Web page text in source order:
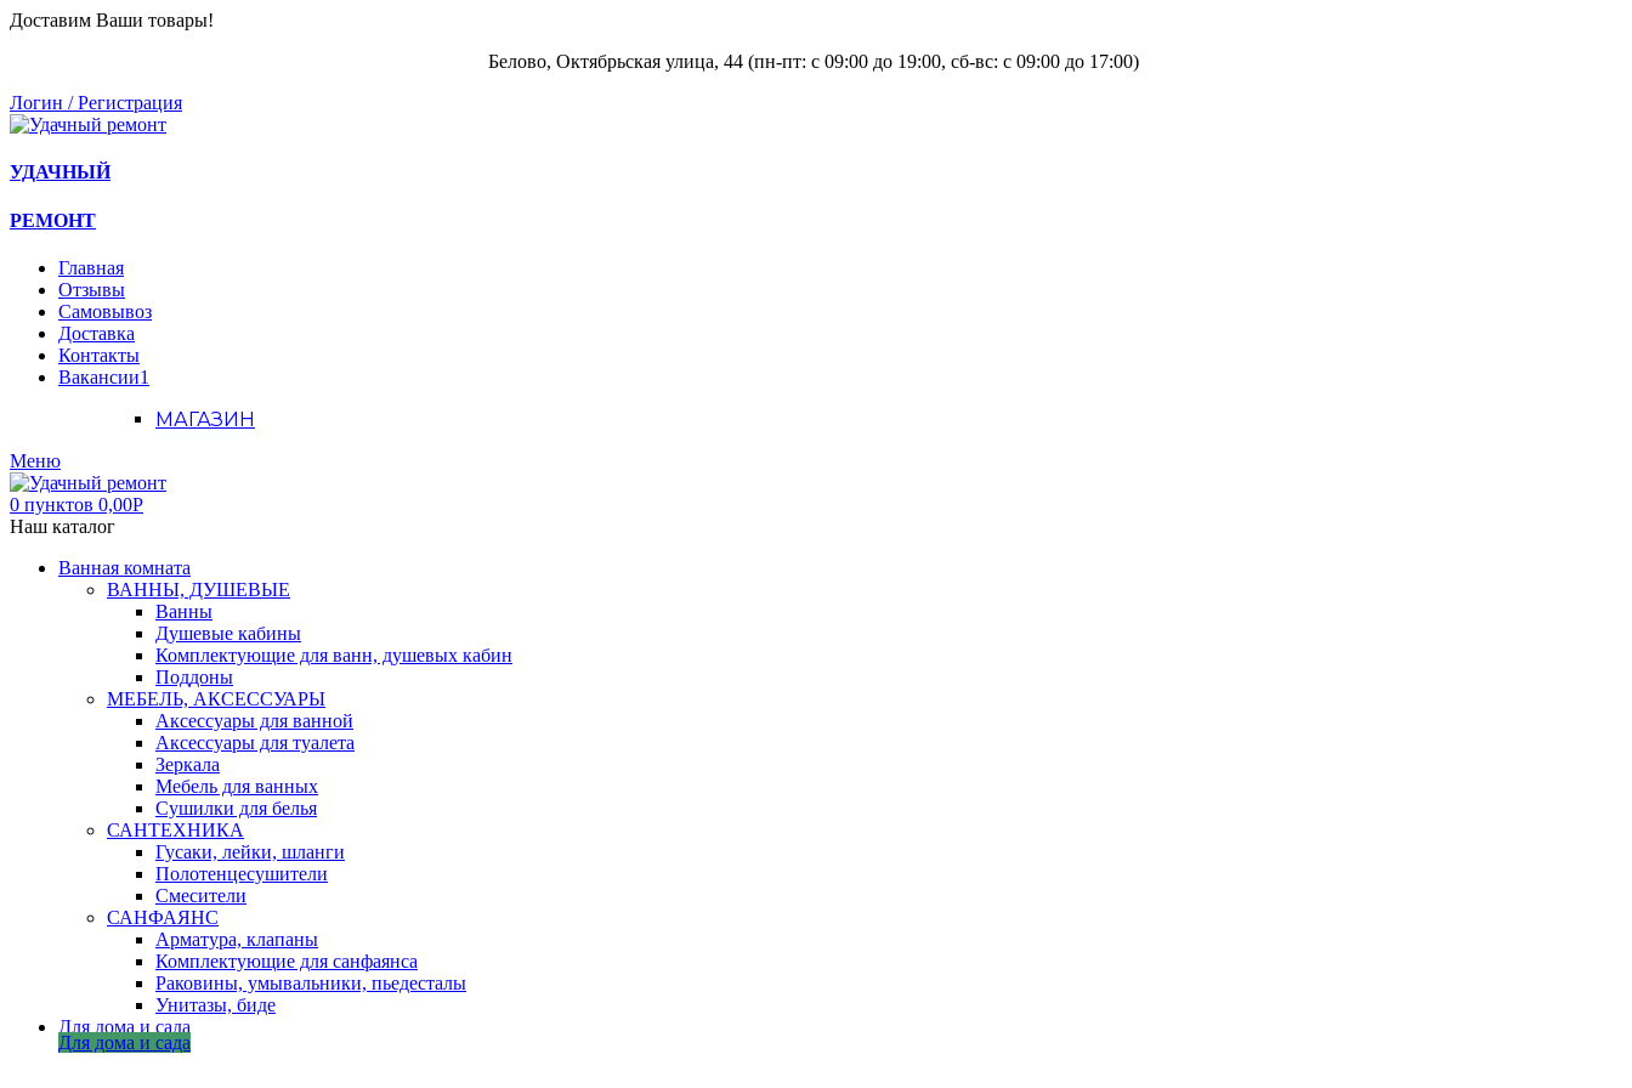
Доставим Ваши товары!
Белово, Октябрьская улица, 44 (пн-пт: с 09:00 до 19:00, сб-вс: с 09:00 до 17:00)
Логин / Регистрация
УДАЧНЫЙ
РЕМОНТ
Главная
Отзывы
Самовывоз
Доставка
Контакты
Вакансии1
МАГАЗИН
Меню
0 пунктов 0,00Р
Наш каталог
Ванная комната
ВАННЫ, ДУШЕВЫЕ
Ванны
Душевые кабины
Комплектующие для ванн, душевых кабин
Поддоны
МЕБЕЛЬ, АКСЕССУАРЫ
Аксессуары для ванной
Аксессуары для туалета
Зеркала
Мебель для ванных
Сушилки для белья
САНТЕХНИКА
Гусаки, лейки, шланги
Полотенцесушители
Смесители
САНФАЯНС
Арматура, клапаны
Комплектующие для санфаянса
Раковины, умывальники, пьедесталы
Унитазы, биде
Для дома и сада
Для дома и сада